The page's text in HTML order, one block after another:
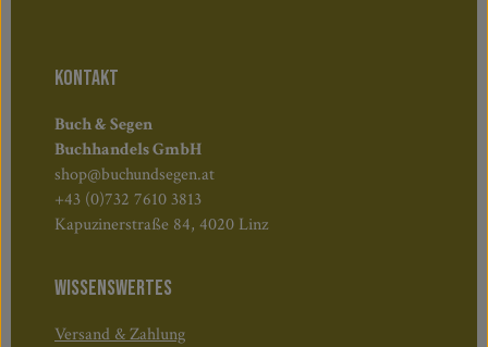
KONTAKT
Buch & Segen
Buchhandels GmbH
shop@buchundsegen.at
+43 (0)732 7610 3813
Kapuzinerstraße 84, 4020 Linz
WISSENSWERTES
Versand & Zahlung